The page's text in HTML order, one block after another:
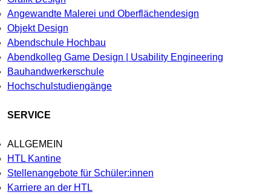
Angewandte Malerei und Oberflächendesign
Objekt Design
Abendschule Hochbau
Abendkolleg Game Design | Usability Engineering
Bauhandwerkerschule
Hochschulstudiengänge
SERVICE
ALLGEMEIN
HTL Kantine
Stellenangebote für Schüler:innen
Karriere an der HTL